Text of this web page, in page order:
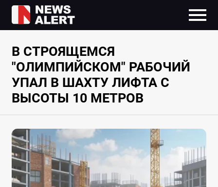
В СТРОЯЩЕМСЯ
"ОЛИМПИЙСКОМ" РАБОЧИЙ
УПАЛ В ШАХТУ ЛИФТА С
ВЫСОТЫ 10 МЕТРОВ